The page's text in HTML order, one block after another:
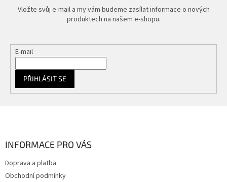
Vložte svůj e-mail a my vám budeme zasílat informace o nových
produktech na našem e-shopu.
E-mail
PŘIHLÁSIT SE
INFORMACE PRO VÁS
Doprava a platba
Obchodní podmínky